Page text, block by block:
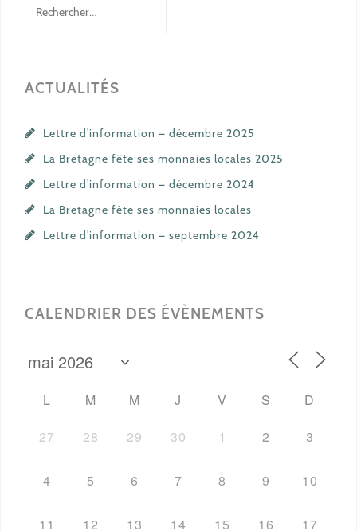
ACTUALITÉS
Lettre d’information — décembre 2025
La Bretagne fête ses monnaies locales 2025
Lettre d’information — décembre 2024
La Bretagne fête ses monnaies locales
Lettre d’information — septembre 2024
CALENDRIER DES ÉVÈNEMENTS
L M M J V S
D
27
28 29 30 1 2 3
4 5 6 7 8 9 10
11 12 13 14 15 16 17